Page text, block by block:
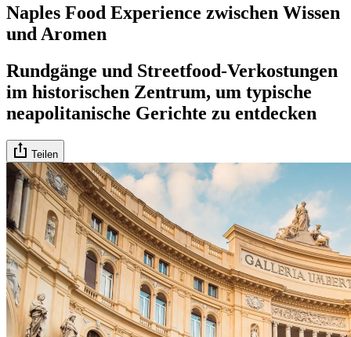
Naples Food Experience zwischen Wissen
und Aromen
Rundgänge und Streetfood-Verkostungen
im historischen Zentrum, um typische
neapolitanische Gerichte zu entdecken
Teilen